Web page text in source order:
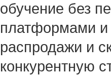
обучение без
платформами и
распродажи и
конкурентную